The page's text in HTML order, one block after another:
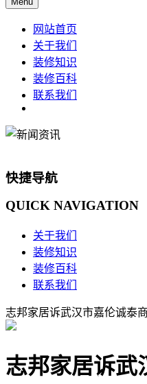
网站首页
关于我们
装修知识
装修百科
联系我们
快捷导航
QUICK NAVIGATION
关于我们
装修知识
装修百科
联系我们
志邦家居诉武汉市嘉伦诚泰
志邦家居诉武